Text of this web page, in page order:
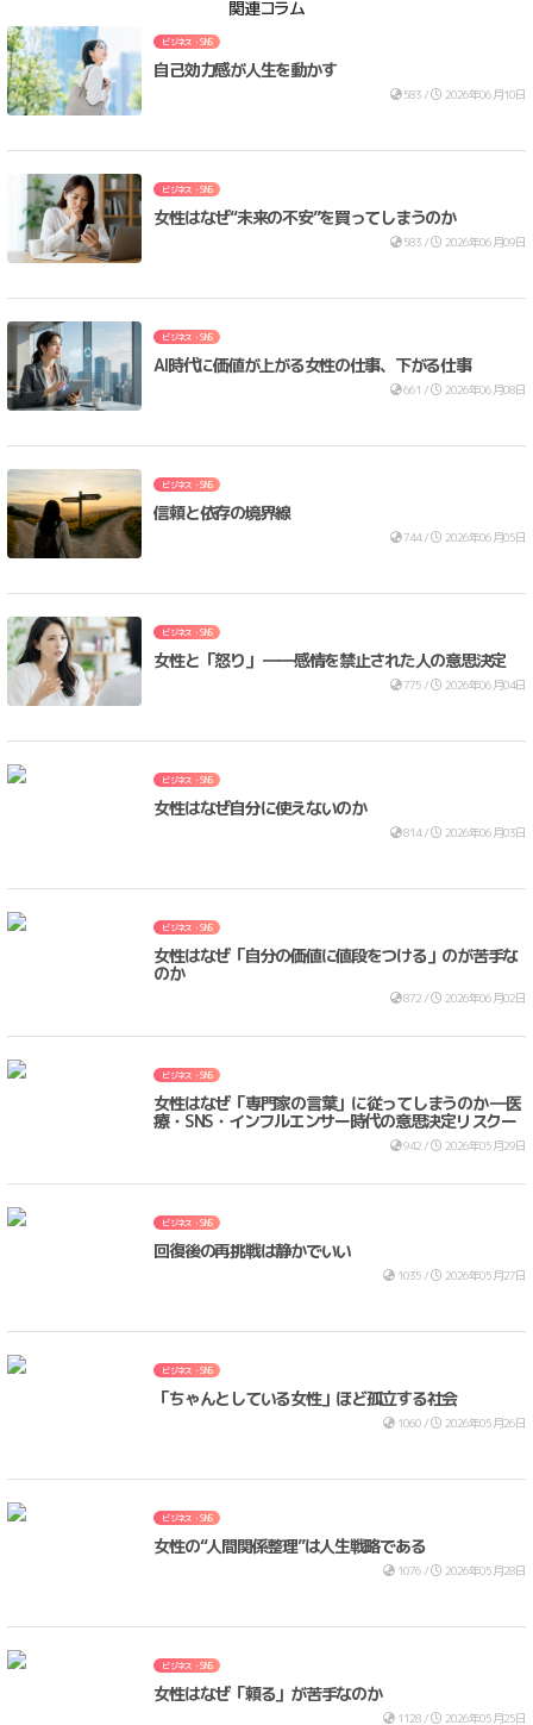
関連コラム
ビジネス・SNS
自己効力感が人生を動かす
583 / 2026年06月10日
ビジネス・SNS
女性はなぜ“未来の不安”を買ってしまうのか
583 / 2026年06月09日
ビジネス・SNS
AI時代に価値が上がる女性の仕事、下がる仕事
661 / 2026年06月08日
ビジネス・SNS
信頼と依存の境界線
744 / 2026年06月05日
ビジネス・SNS
女性と「怒り」 ――感情を禁止された人の意思決定
775 / 2026年06月04日
ビジネス・SNS
女性はなぜ自分に使えないのか
814 / 2026年06月03日
ビジネス・SNS
女性はなぜ「自分の価値に値段をつける」のが苦手な
のか
872 / 2026年06月02日
ビジネス・SNS
女性はなぜ「専門家の言葉」に従ってしまうのか ―医
療・SNS・インフルエンサー時代の意思決定リスクー
942 / 2026年05月29日
ビジネス・SNS
回復後の再挑戦は静かでいい
1035 / 2026年05月27日
ビジネス・SNS
「ちゃんとしている女性」ほど孤立する社会
1060 / 2026年05月26日
ビジネス・SNS
女性の“人間関係整理”は人生戦略である
1076 / 2026年05月28日
ビジネス・SNS
女性はなぜ「頼る」が苦手なのか
1128 / 2026年05月25日